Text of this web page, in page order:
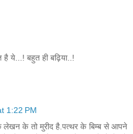
है ये...! बहुत ही बढ़िया..!
1:22 PM
लेखन के तो मुरीद है.पत्थर के बिम्ब से आपने